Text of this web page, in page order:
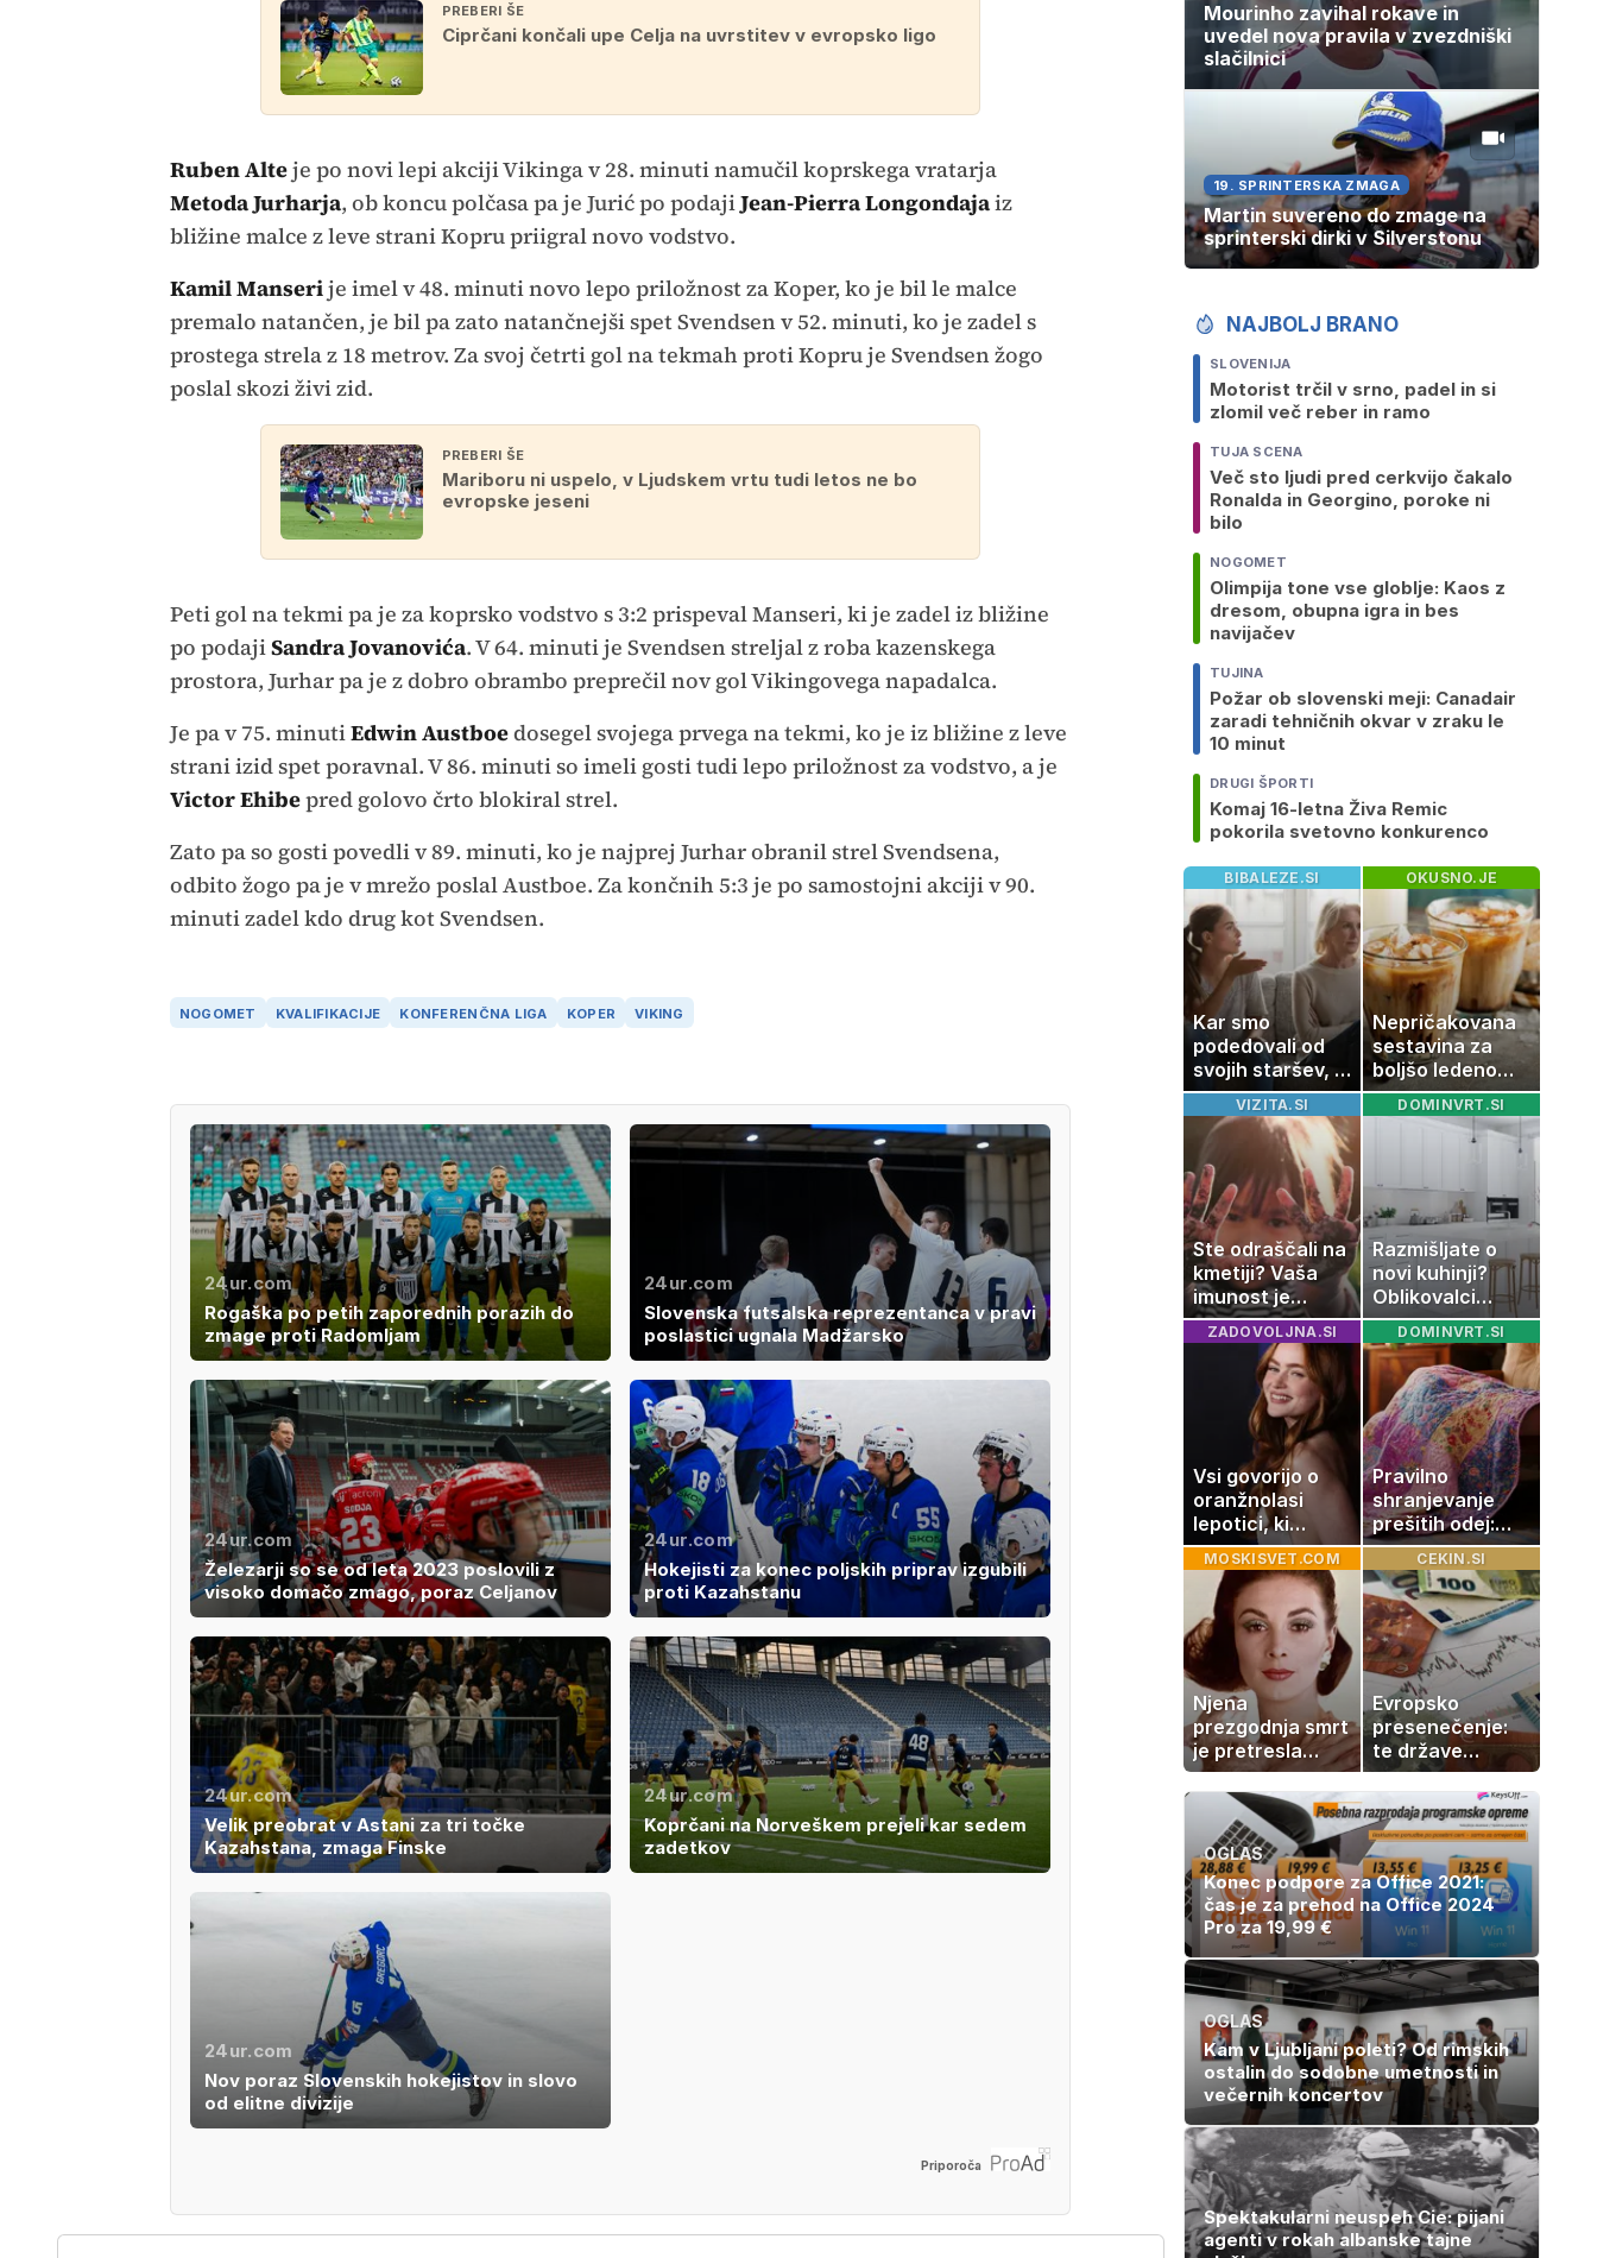
PREBERI ŠE
Ciprčani končali upe Celja na uvrstitev v evropsko ligo
Ruben Alteje po novi lepi akciji Vikinga v 28. minuti namučil koprskega vratarja
Metoda Jurharja, ob koncu polčasa pa je Jurić po podajiJean-Pierra Longondajaiz
bližine malce z leve strani Kopru priigral novo vodstvo.
Kamil Manserije imel v 48. minuti novo lepo priložnost za Koper, ko je bil le malce
premalo natančen, je bil pa zato natančnejši spet Svendsen v 52. minuti, ko je zadel s
prostega strela z 18 metrov. Za svoj četrti gol na tekmah proti Kopru je Svendsen žogo
poslal skozi živi zid.
PREBERI ŠE
Mariboru ni uspelo, v Ljudskem vrtu tudi letos ne bo
evropske jeseni
Peti gol na tekmi pa je za koprsko vodstvo s 3:2 prispeval Manseri, ki je zadel iz bližine
po podajiSandra Jovanovića. V 64. minuti je Svendsen streljal z roba kazenskega
prostora, Jurhar pa je z dobro obrambo preprečil nov gol Vikingovega napadalca.
Je pa v 75. minutiEdwin Austboedosegel svojega prvega na tekmi, ko je iz bližine z leve
strani izid spet poravnal. V 86. minuti so imeli gosti tudi lepo priložnost za vodstvo, a je
Victor Ehibepred golovo črto blokiral strel.
Zato pa so gosti povedli v 89. minuti, ko je najprej Jurhar obranil strel Svendsena,
odbito žogo pa je v mrežo poslal Austboe. Za končnih 5:3 je po samostojni akciji v 90.
minuti zadel kdo drug kot Svendsen.
NOGOMET KVALIFIKACIJE KONFERENČNA LIGA KOPER VIKING
24ur.com
Rogaška po petih zaporednih porazih do
zmage proti Radomljam
24ur.com
Slovenska futsalska reprezentanca v pravi
poslastici ugnala Madžarsko
24ur.com
Železarji so se od leta 2023 poslovili z
visoko domačo zmago, poraz Celjanov
24ur.com
Hokejisti za konec poljskih priprav izgubili
proti Kazahstanu
24ur.com
Velik preobrat v Astani za tri točke
Kazahstana, zmaga Finske
24ur.com
Koprčani na Norveškem prejeli kar sedem
zadetkov
24ur.com
Nov poraz Slovenskih hokejistov in slovo
od elitne divizije
Priporoča
Mourinho zavihal rokave in
uvedel nova pravila v zvezdniški
slačilnici
19. SPRINTERSKA ZMAGA
Martin suvereno do zmage na
sprinterski dirki v Silverstonu
NAJBOLJ BRANO
SLOVENIJA
Motorist trčil v srno, padel in si
zlomil več reber in ramo
TUJA SCENA
Več sto ljudi pred cerkvijo čakalo
Ronalda in Georgino, poroke ni
bilo
NOGOMET
Olimpija tone vse globlje: Kaos z
dresom, obupna igra in bes
navijačev
TUJINA
Požar ob slovenski meji: Canadair
zaradi tehničnih okvar v zraku le
10 minut
DRUGI ŠPORTI
Komaj 16-letna Živa Remic
pokorila svetovno konkurenco
BIBALEZE.SI
Kar smo
podedovali od
svojih staršev, ni
nujno naša
usoda
OKUSNO.JE
Nepričakovana
sestavina za
boljšo ledeno
kavo, ki jo imate
zagotovo doma
VIZITA.SI
Ste odraščali na
kmetiji? Vaša
imunost je
verjetno
močnejša
DOMINVRT.SI
Razmišljate o
novi kuhinji?
Oblikovalci
opozarjajo, da
te barve
izgubljajo
priljubljenost
ZADOVOLJNA.SI
Vsi govorijo o
oranžnolasi
lepotici, ki
navdušuje s
skrivnostno
vlogo
DOMINVRT.SI
Pravilno
shranjevanje
prešitih odej:
Kako ohraniti
družinsko
dediščino
MOSKISVET.COM
Njena
prezgodnja smrt
je pretresla
modni svet: za
slavo se je
skrivala
tragedija
CEKIN.SI
Evropsko
presenečenje:
te države
rastejo hitreje
od Nemčije,
nekatere celo
večkrat hitreje
OGLAS
Konec podpore za Office 2021:
čas je za prehod na Office 2024
Pro za 19,99 €
OGLAS
Kam v Ljubljani poleti? Od rimskih
ostalin do sodobne umetnosti in
večernih koncertov
Spektakularni neuspeh Cie: pijani
agenti v rokah albanske tajne